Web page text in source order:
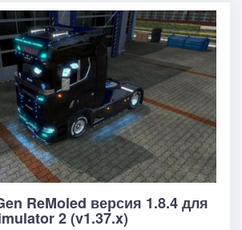
ReMoled версия 1.8.4 для
2 (v1.37.x)